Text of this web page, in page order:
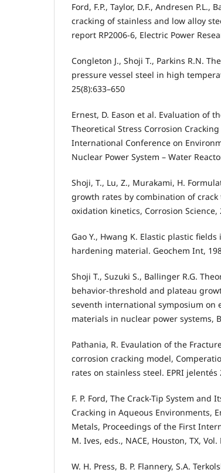
Ford, F.P., Taylor, D.F., Andresen P.L.,
cracking of stainless and low alloy
report RP2006-6, Electric Power
Congleton J., Shoji T., Parkins R.N.
pressure vessel steel in high
25(8):633–650
Ernest, D. Eason et al. Evaluation of
Theoretical Stress Corrosion
International Conference on
Nuclear Power System – Water
Shoji, T., Lu, Z., Murakami, H.
growth rates by combination of
oxidation kinetics, Corrosion Science,
Gao Y., Hwang K. Elastic plastic
hardening material. Geochem Int,
Shoji T., Suzuki S., Ballinger R.G.
behavior-threshold and plateau
seventh international symposium
materials in nuclear power systems,
Pathania, R. Evaulation of the
corrosion cracking model,
rates on stainless steel. EPRI jelentés
F. P. Ford, The Crack-Tip System and
Cracking in Aqueous Environments,
Metals, Proceedings of the First
M. Ives, eds., NACE, Houston, TX,
W. H. Press, B. P. Flannery, S.A.